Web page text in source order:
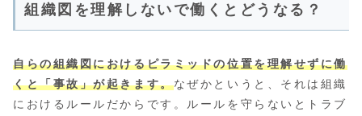
組織図を理解しないで働くとどうなる？
自らの組織図におけるピラミッドの位置を理解せずに働
くと「事故」が起きます。なぜかというと、それは組織
におけるルールだからです。ルールを守らないとトラブ